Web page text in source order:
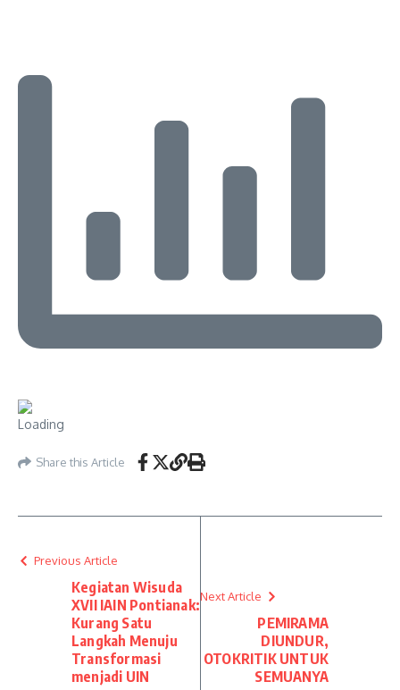
Share this Article
Previous Article
Kegiatan Wisuda
XVII IAIN Pontianak:
Kurang Satu
Langkah Menuju
Transformasi
menjadi UIN
Next Article
PEMIRAMA
DIUNDUR,
OTOKRITIK UNTUK
SEMUANYA